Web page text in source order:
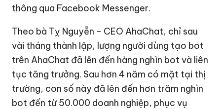
thông qua Facebook Messenger.
Theo bà Tỵ Nguyễn - CEO AhaChat, chỉ sau
vài tháng thành lập, lượng người dùng tạo bot
trên AhaChat đã lên đến hàng nghìn bot và liên
tục tăng trưởng. Sau hơn 4 năm có mặt tại thị
trường, con số này đã lên đến hơn trăm nghìn
bot đến từ 50.000 doanh nghiệp, phục vụ